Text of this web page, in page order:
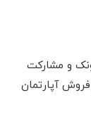
در پونک و مشارکت
آپارتمان